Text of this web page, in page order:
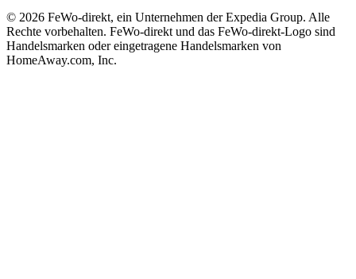
© 2026 FeWo-direkt, ein Unternehmen der Expedia Group. Alle
Rechte vorbehalten. FeWo-direkt und das FeWo-direkt-Logo sind
Handelsmarken oder eingetragene Handelsmarken von
HomeAway.com, Inc.